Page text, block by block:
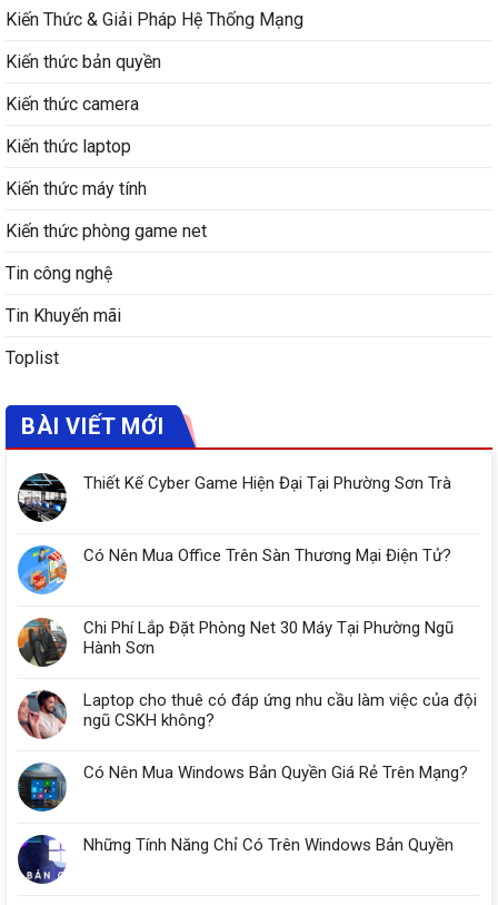
Kiến Thức & Giải Pháp Hệ Thống Mạng
Kiến thức bản quyền
Kiến thức camera
Kiến thức laptop
Kiến thức máy tính
Kiến thức phòng game net
Tin công nghệ
Tin Khuyến mãi
Toplist
BÀI VIẾT MỚI
Thiết Kế Cyber Game Hiện Đại Tại Phường Sơn Trà
Có Nên Mua Office Trên Sàn Thương Mại Điện Tử?
Chi Phí Lắp Đặt Phòng Net 30 Máy Tại Phường Ngũ
Hành Sơn
Laptop cho thuê có đáp ứng nhu cầu làm việc của đội
ngũ CSKH không?
Có Nên Mua Windows Bản Quyền Giá Rẻ Trên Mạng?
Những Tính Năng Chỉ Có Trên Windows Bản Quyền